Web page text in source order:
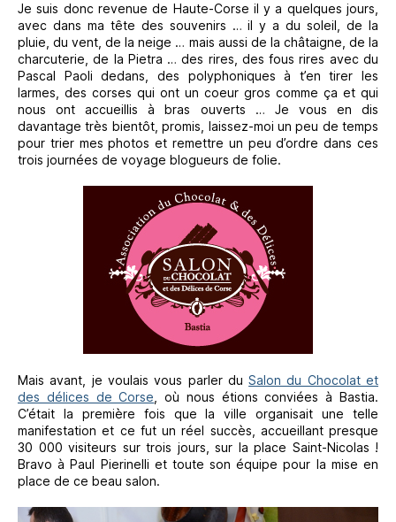
Je suis donc revenue de Haute-Corse il y a quelques jours,
avec dans ma tête des souvenirs … il y a du soleil, de la
pluie, du vent, de la neige … mais aussi de la châtaigne, de la
charcuterie, de la Pietra … des rires, des fous rires avec du
Pascal Paoli dedans, des polyphoniques à t’en tirer les
larmes, des corses qui ont un coeur gros comme ça et qui
nous ont accueillis à bras ouverts … Je vous en dis
davantage très bientôt, promis, laissez-moi un peu de temps
pour trier mes photos et remettre un peu d’ordre dans ces
trois journées de voyage blogueurs de folie.
Mais avant, je voulais vous parler duSalon du Chocolat et
des délices de Corse , où nous étions conviées à Bastia.
C’était la première fois que la ville organisait une telle
manifestation et ce fut un réel succès, accueillant presque
30 000 visiteurs sur trois jours, sur la place Saint-Nicolas !
Bravo à Paul Pierinelli et toute son équipe pour la mise en
place de ce beau salon.